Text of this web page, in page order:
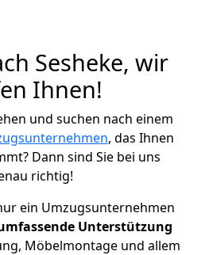
Sesheke, wir
Ihnen!
und suchen nach einem
, das Ihnen
Dann sind Sie bei uns
richtig!
ein Umzugsunternehmen
Unterstützung
Möbelmontage und allem